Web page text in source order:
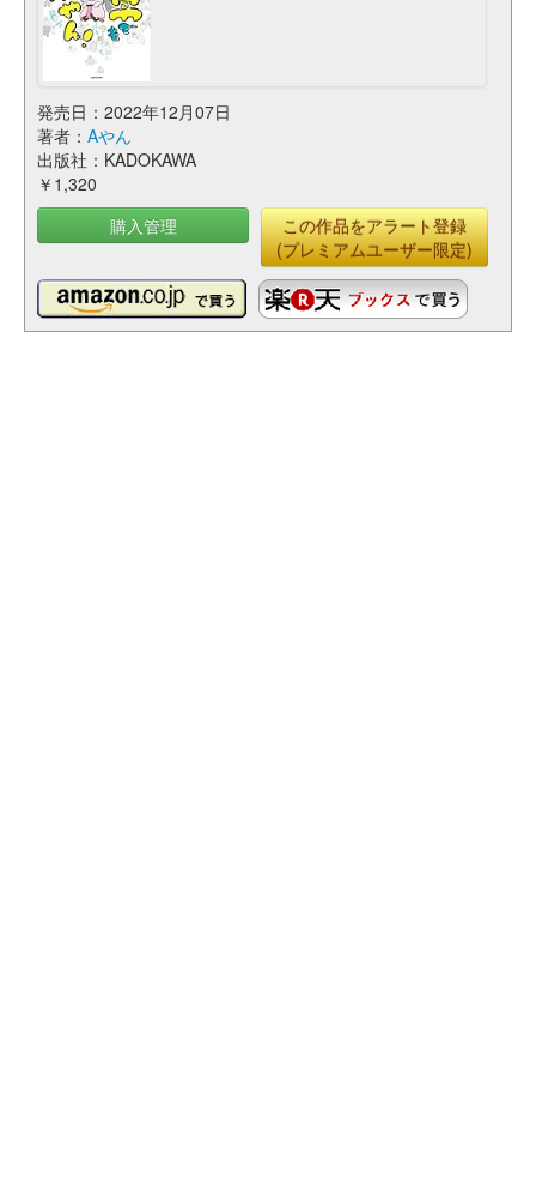
発売日：2022年12月07日
著者： Aやん
出版社：KADOKAWA
￥1,320
購入管理
この作品をアラート登録
(プレミアムユーザー限定)